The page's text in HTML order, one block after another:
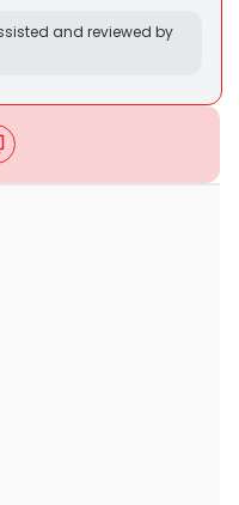
and reviewed by